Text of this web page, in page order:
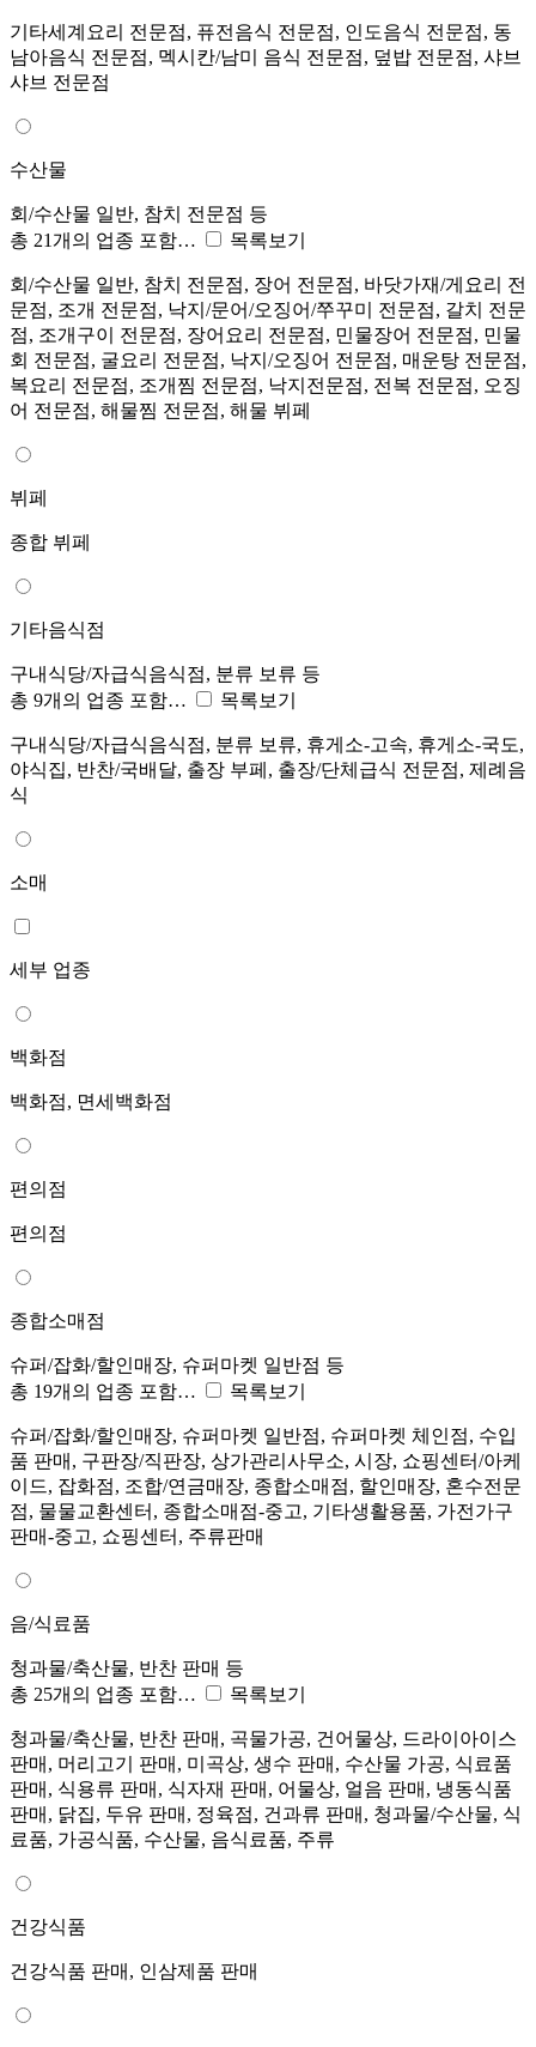
기타세계요리 전문점, 퓨전음식 전문점, 인도음식 전문점, 동
남아음식 전문점, 멕시칸/남미 음식 전문점, 덮밥 전문점, 샤브
샤브 전문점
수산물
회/수산물 일반, 참치 전문점 등
총 21개의 업종 포함…
목록보기
회/수산물 일반, 참치 전문점, 장어 전문점, 바닷가재/게요리 전
문점, 조개 전문점, 낙지/문어/오징어/쭈꾸미 전문점, 갈치 전문
점, 조개구이 전문점, 장어요리 전문점, 민물장어 전문점, 민물
회 전문점, 굴요리 전문점, 낙지/오징어 전문점, 매운탕 전문점,
복요리 전문점, 조개찜 전문점, 낙지전문점, 전복 전문점, 오징
어 전문점, 해물찜 전문점, 해물 뷔페
뷔페
종합 뷔페
기타음식점
구내식당/자급식음식점, 분류 보류 등
총 9개의 업종 포함…
목록보기
구내식당/자급식음식점, 분류 보류, 휴게소-고속, 휴게소-국도,
야식집, 반찬/국배달, 출장 부페, 출장/단체급식 전문점, 제례음
식
소매
세부 업종
백화점
백화점, 면세백화점
편의점
편의점
종합소매점
슈퍼/잡화/할인매장, 슈퍼마켓 일반점 등
총 19개의 업종 포함…
목록보기
슈퍼/잡화/할인매장, 슈퍼마켓 일반점, 슈퍼마켓 체인점, 수입
품 판매, 구판장/직판장, 상가관리사무소, 시장, 쇼핑센터/아케
이드, 잡화점, 조합/연금매장, 종합소매점, 할인매장, 혼수전문
점, 물물교환센터, 종합소매점-중고, 기타생활용품, 가전가구
판매-중고, 쇼핑센터, 주류판매
음/식료품
청과물/축산물, 반찬 판매 등
총 25개의 업종 포함…
목록보기
청과물/축산물, 반찬 판매, 곡물가공, 건어물상, 드라이아이스
판매, 머리고기 판매, 미곡상, 생수 판매, 수산물 가공, 식료품
판매, 식용류 판매, 식자재 판매, 어물상, 얼음 판매, 냉동식품
판매, 닭집, 두유 판매, 정육점, 건과류 판매, 청과물/수산물, 식
료품, 가공식품, 수산물, 음식료품, 주류
건강식품
건강식품 판매, 인삼제품 판매